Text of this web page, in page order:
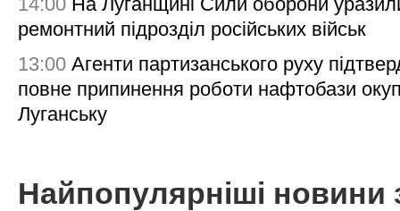
ремонтний підрозділ російських військ
13:00 Агенти партизанського руху
повне припинення роботи нафтобази
Луганську
Найпопулярніші новини